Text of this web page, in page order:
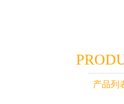
产品列